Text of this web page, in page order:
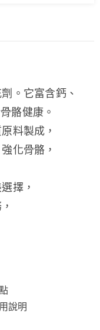
。它富含鈣、
骼健康。
料製成，
化骨骼，
擇，
說明